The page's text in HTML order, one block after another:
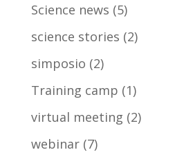
Science news (5)
science stories (2)
simposio (2)
Training camp (1)
virtual meeting (2)
webinar(7)